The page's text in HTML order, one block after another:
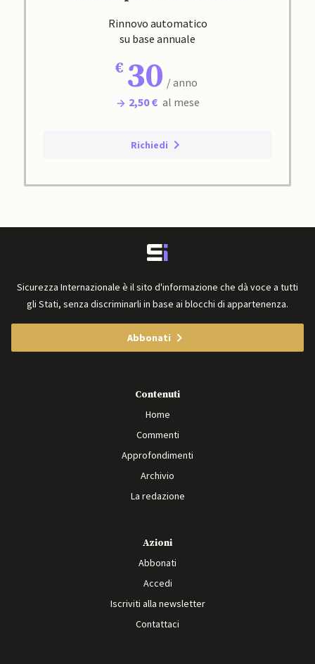
Rinnovo automatico
su base annuale
30 / anno
2,50 € al mese
Richiedi
Sicurezza Internazionale è il sito d'informazione che dà voce a tutti
gli Stati, senza discriminarli in base ai blocchi di appartenenza.
Abbonati
Contenuti
Home
Commenti
Approfondimenti
Archivio
La redazione
Azioni
Abbonati
Accedi
Iscriviti alla newsletter
Contattaci